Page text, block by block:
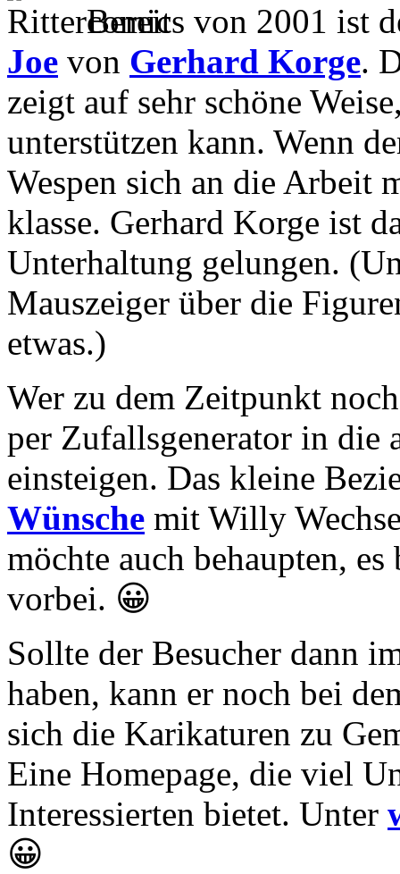
Bereits von 2001 ist
Joe von Gerhard Korge.
zeigt auf sehr schöne
unterstützen kann. Wenn
Wespen sich an die Arbeit
klasse. Gerhard Korge ist
Unterhaltung gelungen.
Mauszeiger über die
etwas.)
Wer zu dem Zeitpunkt
per Zufallsgenerator in die
einsteigen. Das kleine
Wünsche mit Willy
möchte auch behaupten,
vorbei. 😀
Sollte der Besucher dann
haben, kann er noch bei
sich die Karikaturen zu
Eine Homepage, die viel
Interessierten bietet. Unter
😀